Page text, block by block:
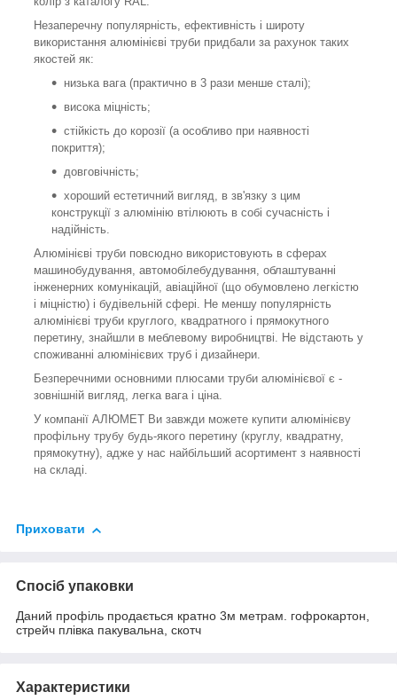
Незаперечну популярність, ефективність і широту
використання алюмінієві труби придбали за рахунок таких
якостей як:
низька вага (практично в 3 рази менше сталі);
висока міцність;
стійкість до корозії (а особливо при наявності
покриття);
довговічність;
хороший естетичний вигляд, в зв'язку з цим
конструкції з алюмінію втілюють в собі сучасність і
надійність.
Алюмінієві труби повсюдно використовують в сферах
машинобудування, автомобілебудування, облаштуванні
інженерних комунікацій, авіаційної (що обумовлено легкістю
і міцністю) і будівельній сфері. Не меншу популярність
алюмінієві труби круглого, квадратного і прямокутного
перетину, знайшли в меблевому виробництві. Не відстають у
споживанні алюмінієвих труб і дизайнери.
Безперечними основними плюсами труби алюмінієвої є -
зовнішній вигляд, легка вага і ціна.
У компанії АЛЮМЕТ Ви завжди можете купити алюмінієву
профільну трубу будь-якого перетину (круглу, квадратну,
прямокутну), адже у нас найбільший асортимент з наявності
на складі.
Приховати
Спосіб упаковки
Даний профіль продається кратно 3м метрам. гофрокартон,
стрейч плівка пакувальна, скотч
Характеристики